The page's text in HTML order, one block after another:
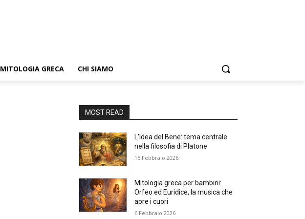
MITOLOGIA GRECA CHI SIAMO
MOST READ
L’Idea del Bene: tema centrale
nella filosofia di Platone
15 Febbraio 2026
Mitologia greca per bambini:
Orfeo ed Euridice, la musica che
apre i cuori
6 Febbraio 2026